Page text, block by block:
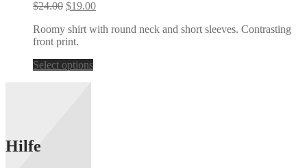
$24.00 Original
was:
$24.00.
$19.00Current
is:
Roomy shirt with round neck and short sleeves. Contrasting
front print.
Select options
Hilfe